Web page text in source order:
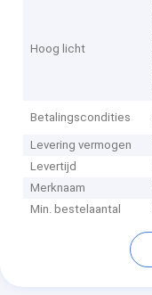
Hoog licht
Betalingscondities
Levering vermogen
Levertijd
Merknaam
Min. bestelaantal